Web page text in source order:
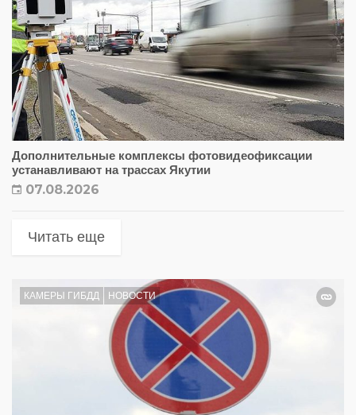
Дополнительные комплексы фотовидеофиксации
устанавливают на трассах Якутии
07.08.2026
Читать еще
КАМЕРЫ ГИБДД НОВОСТИ